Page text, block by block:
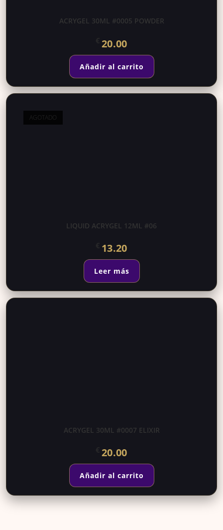
ACRYGEL 30ML #0005 POWDER
20.00
Añadir al carrito
AGOTADO
LIQUID ACRYGEL 12ML #06
13.20
Leer más
ACRYGEL 30ML #0007 ELIXIR
20.00
Añadir al carrito